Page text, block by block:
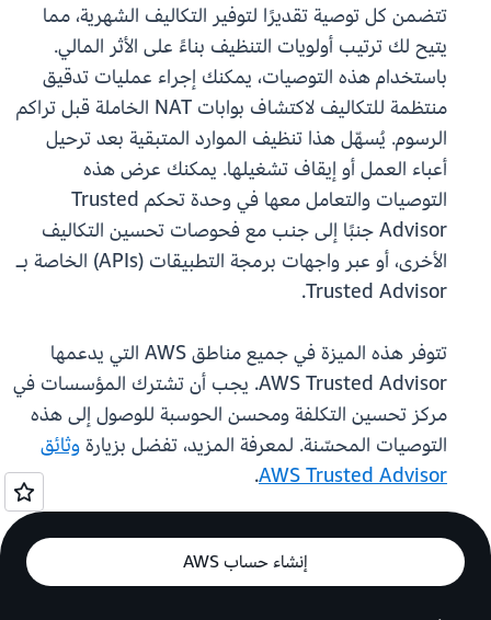
تتضمن كل توصية تقديرًا لتوفير التكاليف الشهرية، مما
يتيح لك ترتيب أولويات التنظيف بناءً على الأثر المالي.
باستخدام هذه التوصيات، يمكنك إجراء عمليات تدقيق
منتظمة للتكاليف لاكتشاف بوابات NAT الخاملة قبل تراكم
الرسوم. يُسهّل هذا تنظيف الموارد المتبقية بعد ترحيل
أعباء العمل أو إيقاف تشغيلها. يمكنك عرض هذه
التوصيات والتعامل معها في وحدة تحكم Trusted
Advisor جنبًا إلى جنب مع فحوصات تحسين التكاليف
الأخرى، أو عبر واجهات برمجة التطبيقات (APIs) الخاصة بـ
Trusted Advisor.
تتوفر هذه الميزة في جميع مناطق AWS التي يدعمها
AWS Trusted Advisor. يجب أن تشترك المؤسسات في
مركز تحسين التكلفة ومحسن الحوسبة للوصول إلى هذه
التوصيات المحسّنة. لمعرفة المزيد، تفضل بزيارةوثائق
AWS Trusted Advisor
.
إنشاء حساب AWS